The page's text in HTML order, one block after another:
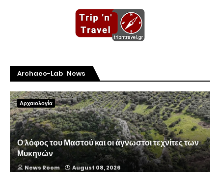
Archaeo-Lab News
Αρχαιολογία
Ο λόφος του Μαστού και οι άγνωστοι τεχνίτες των
Μυκηνών
News Room August 08, 2026